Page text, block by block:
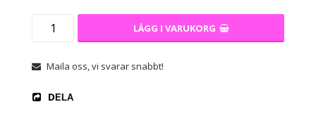
LÄGG I VARUKORG
Maila oss, vi svarar snabbt!
DELA